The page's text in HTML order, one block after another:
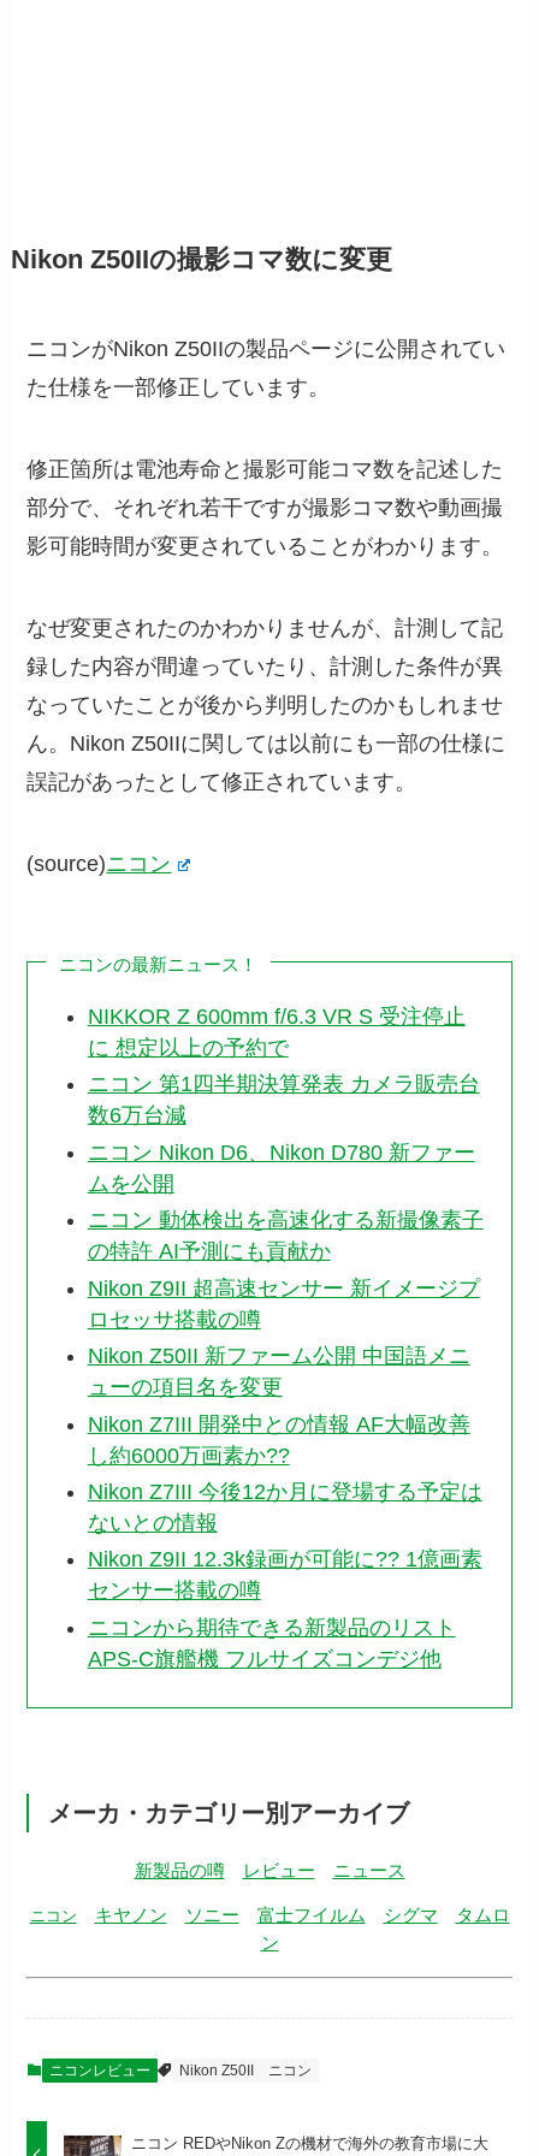
Nikon Z50IIの撮影コマ数に変更
ニコンがNikon Z50IIの製品ページに公開されてい
た仕様を一部修正しています。
修正箇所は電池寿命と撮影可能コマ数を記述した
部分で、それぞれ若干ですが撮影コマ数や動画撮
影可能時間が変更されていることがわかります。
なぜ変更されたのかわかりませんが、計測して記
録した内容が間違っていたり、計測した条件が異
なっていたことが後から判明したのかもしれませ
ん。Nikon Z50IIに関しては以前にも一部の仕様に
誤記があったとして修正されています。
(source)ニコン
ニコンの最新ニュース！
NIKKOR Z 600mm f/6.3 VR S 受注停止
に 想定以上の予約で
ニコン 第1四半期決算発表 カメラ販売台
数6万台減
ニコン Nikon D6、Nikon D780 新ファー
ムを公開
ニコン 動体検出を高速化する新撮像素子
の特許 AI予測にも貢献か
Nikon Z9II 超高速センサー 新イメージプ
ロセッサ搭載の噂
Nikon Z50II 新ファーム公開 中国語メニ
ューの項目名を変更
Nikon Z7III 開発中との情報 AF大幅改善
し約6000万画素か??
Nikon Z7III 今後12か月に登場する予定は
ないとの情報
Nikon Z9II 12.3k録画が可能に?? 1億画素
センサー搭載の噂
ニコンから期待できる新製品のリスト
APS-C旗艦機 フルサイズコンデジ他
メーカ・カテゴリー別アーカイブ
新製品の噂 レビュー ニュース
ニコン キヤノン ソニー 富士フイルム シグマ
タムロ
ン
ニコンレビュー Nikon Z50II ニコン
ニコン REDやNikon Zの機材で海外の教育市場に大